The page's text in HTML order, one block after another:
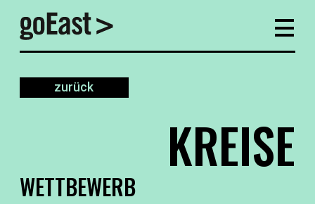
zurück
KREISE
WETTBEWERB